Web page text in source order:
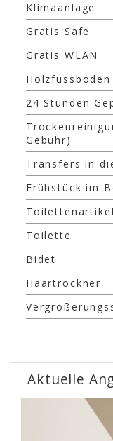
Klimaanlage
Gratis Safe
Gratis WLAN
Holzfussboden
24 Stunden
Gebühr)
Transfers in
Frühstück im
Toilettenartikel
Toilette
Bidet
Haartrockner
Aktuelle